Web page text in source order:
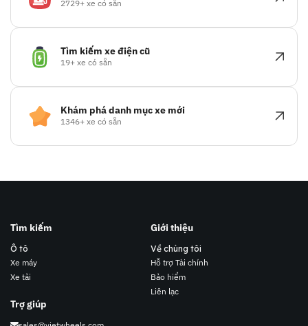
2729+ xe có sẵn
Tìm kiếm xe điện cũ
19+ xe có sẵn
Khám phá danh mục xe mới
1346+ xe có sẵn
Tìm kiếm
Ô tô
Xe máy
Xe tải
Giới thiệu
Về chúng tôi
Hỗ trợ Tài chính
Bảo hiểm
Liên lạc
Trợ giúp